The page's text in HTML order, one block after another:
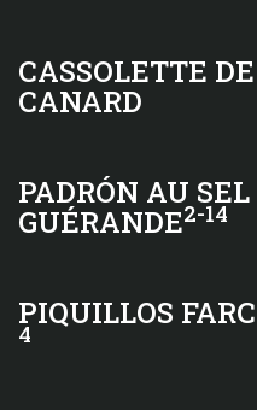
CASSOLETTE
CANARD
PADRÓN AU SEL
GUÉRANDE2-14
PIQUILLOS
4